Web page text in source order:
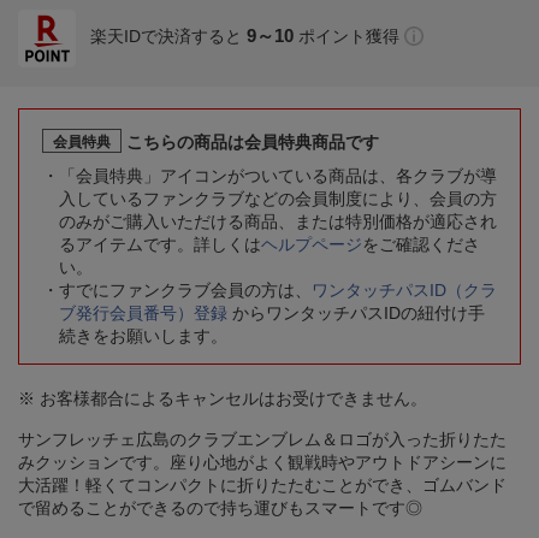
楽天IDで決済すると 9～10 ポイント獲得
会員特典
こちらの商品は会員特典商品です
「会員特典」アイコンがついている商品は、各クラブが導
入しているファンクラブなどの会員制度により、会員の方
のみがご購入いただける商品、または特別価格が適応され
るアイテムです。詳しくはヘルプページをご確認くださ
い。
すでにファンクラブ会員の方は、
ワンタッチパスID（クラ
ブ発行会員番号）登録 からワンタッチパスIDの紐付け手
続きをお願いします。
※ お客様都合によるキャンセルはお受けできません。
サンフレッチェ広島のクラブエンブレム＆ロゴが入った折りたた
みクッションです。座り心地がよく観戦時やアウトドアシーンに
大活躍！軽くてコンパクトに折りたたむことができ、ゴムバンド
で留めることができるので持ち運びもスマートです◎